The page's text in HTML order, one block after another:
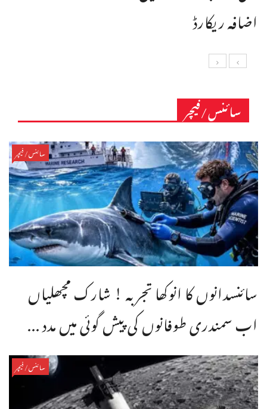
اضافہ ریکارڈ
سائنس/فیچر
سائنس/فیچر
سائنسدانوں کا انوکھا تجربہ ! شارک مچھلیاں
اب سمندری طوفانوں کی پیش گوئی میں مدد ...
سائنس/فیچر